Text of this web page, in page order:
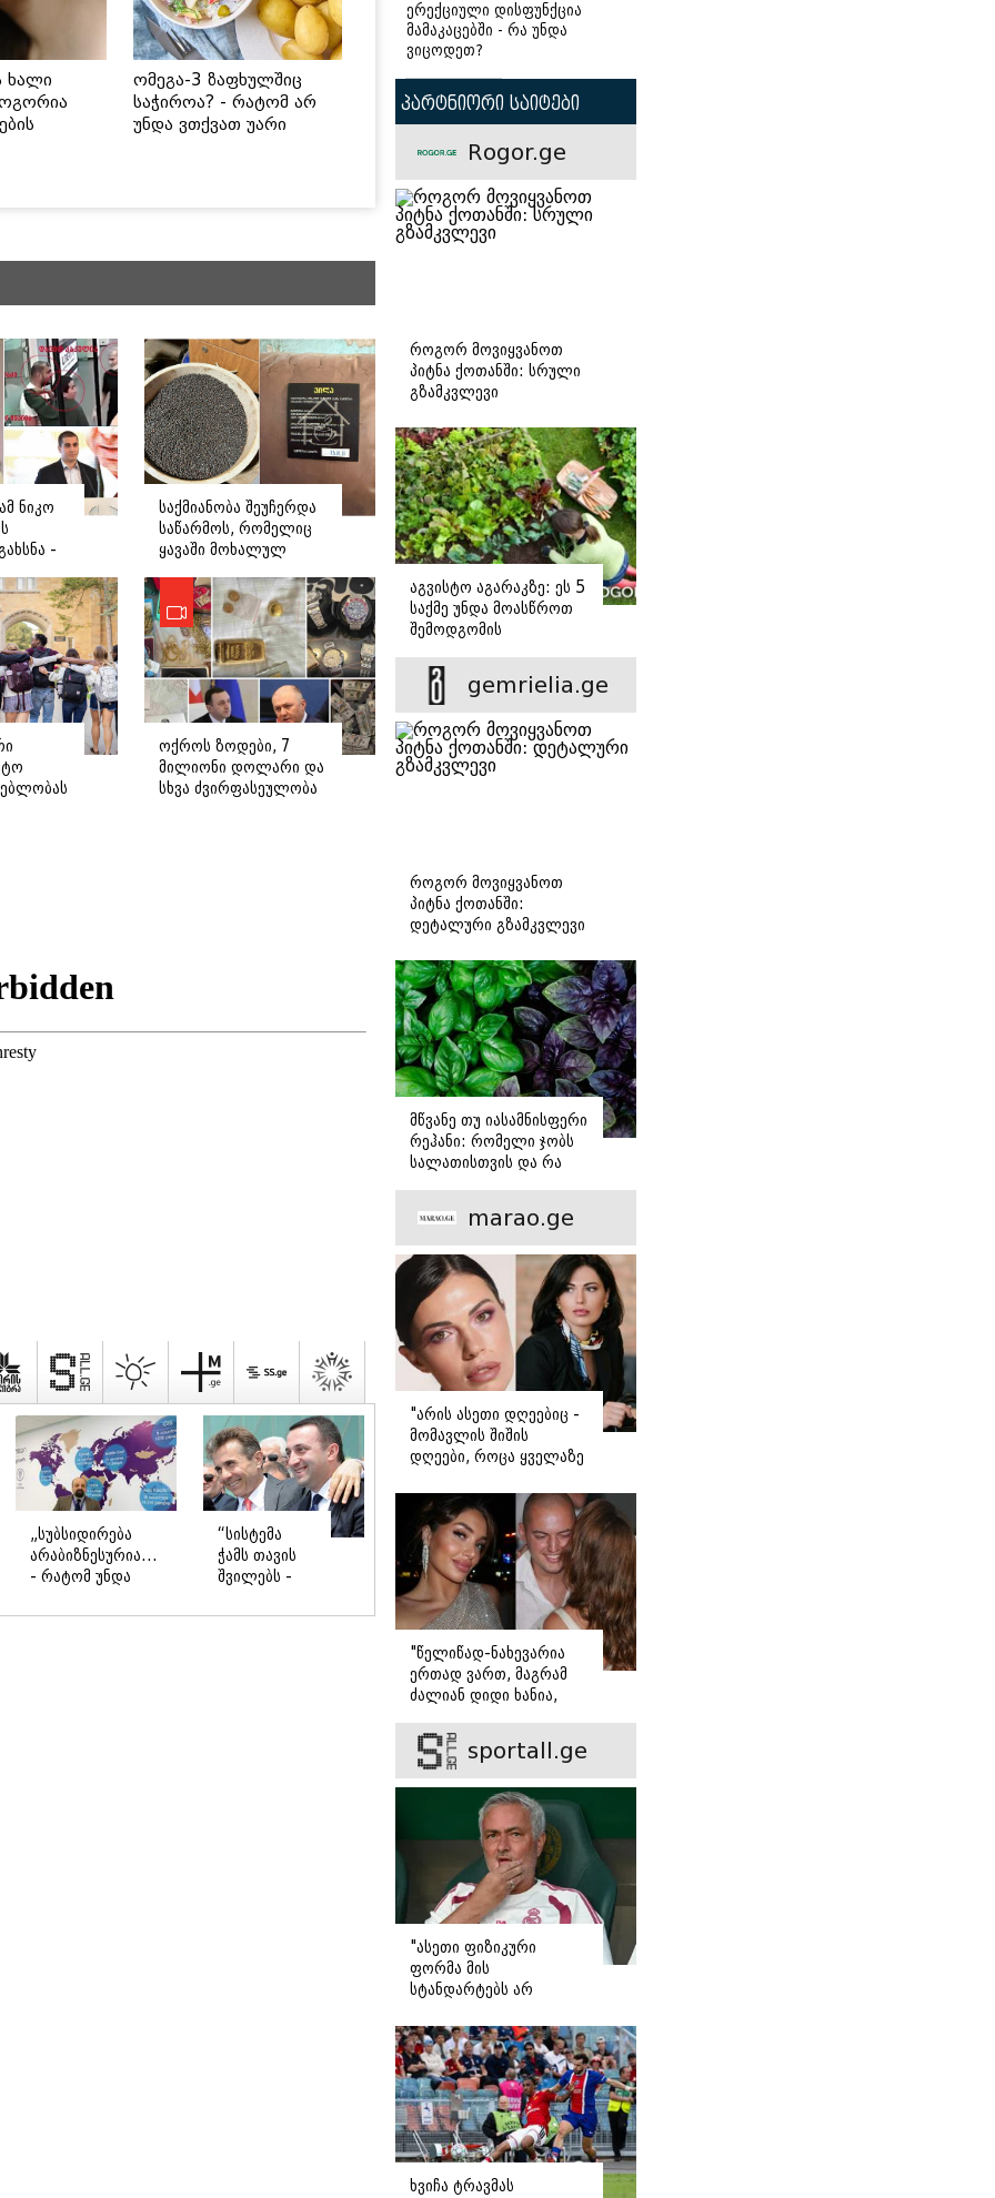
ხალი
ომეგა-3 ზაფხულშიც
საჭიროა? - რატომ არ
უნდა ვთქვათ უარი
ნიკო
-
საქმიანობა შეუჩერდა
საწარმოს, რომელიც
ყავაში მოხალულ
რეგისტრაციის გარეშე
საქმიანობდა -
დეტალები
ოქროს ზოდები, 7
მილიონი დოლარი და
სხვა ძვირფასეულობა
„სუბსიდირება
არაბიზნესურია...
- რატომ უნდა
უსასრულოდ
“სისტემა
ჭამს თავის
შვილებს -
კორუფცია
ერექციული დისფუნქცია
მამაკაცებში - რა უნდა
ვიცოდეთ?
პარტნიორი საიტები
Rogor.ge
როგორ მოვიყვანოთ
პიტნა ქოთანში: სრული
გზამკვლევი
აგვისტო აგარაკზე: ეს 5
საქმე უნდა მოასწროთ
შემოდგომის
gemrielia.ge
როგორ მოვიყვანოთ
პიტნა ქოთანში:
დეტალური გზამკვლევი
მწვანე თუ იასამნისფერი
რეჰანი: რომელი ჯობს
სალათისთვის და რა
marao.ge
"არის ასეთი დღეებიც -
მომავლის შიშის
დღეები, როცა ყველაზე
- ირინა ონაშვილის
წერილი
"წელიწად-ნახევარია
ერთად ვართ, მაგრამ
ძალიან დიდი ხანია,
ბარბაქაძის რჩეული და
როგორია მისი
სიყვარულის ამბავი
sportall.ge
"ასეთი ფიზიკური
ფორმა მის
სტანდარტებს არ
მოურინიომ "რეალის"
ახალწვეული
გააკრიტიკა
ხვიჩა ტრავმას